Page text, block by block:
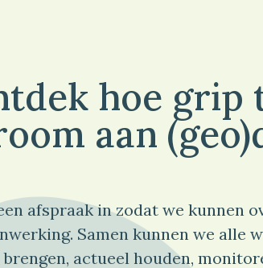
hoe grip
aan
afspraak in zodat we kunnen
Samen kunnen we alle
brengen, actueel houden,